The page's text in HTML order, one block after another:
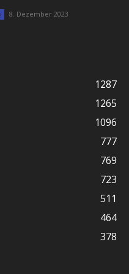
8. Dezember 2023
1287
1265
1096
777
769
723
511
464
378